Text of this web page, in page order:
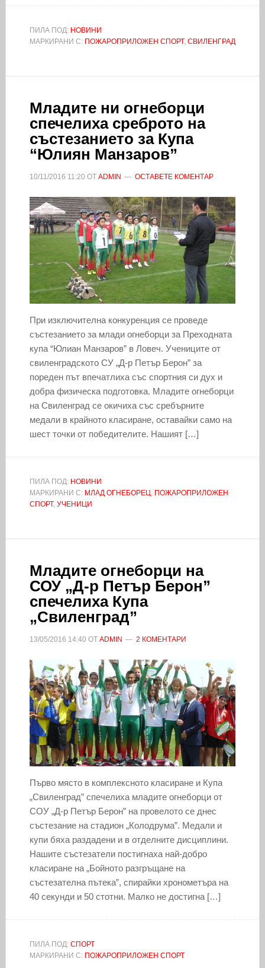
ПИЛА ПОД: НОВИНИ
МАРКИРАНИ С: ПОЖАРОПРИЛОЖЕН СПОРТ, СВИЛЕНГРАД
Младите ни огнеборци
спечелиха среброто на
състезанието за Купа
“Юлиян Манзаров”
10/11/2016 11:20 ОТ ADMIN ОСТАВЕТЕ КОМЕНТАР
При изключителна конкуренция се проведе
състезанието за млади огнеборци за Преходната
купа “Юлиан Манзаров” в Ловеч. Учениците от
свиленградското СУ „Д-р Петър Берон” за
пореден път впечатлиха със спортния си дух и
добра физическа подготовка. Младите огнеборци
на Свиленград се окичиха със сребърните
медали в крайното класиране, оставайки само на
шест точки от победителите. Нашият […]
ПИЛА ПОД: НОВИНИ
МАРКИРАНИ С: МЛАД ОГНЕБОРЕЦ, ПОЖАРОПРИЛОЖЕН
СПОРТ, УЧЕНИЦИ
Младите огнеборци на
СОУ „Д-р Петър Берон”
спечелиха Купа
„Свиленград”
13/05/2016 14:40 ОТ ADMIN 2 КОМЕНТАРИ
Първо място в комплексното класиране и Купа
„Свиленград” спечелиха младите огнеборци от
СОУ „Д-р Петър Берон” на провелото се днес
състезание на стадион „Колодрума”. Медали и
купи бяха раздадени и в отделните дисциплини.
Нашите състезатели постигнаха най-добро
класиране на „Бойното разгръщане на
състезателна пътека”, спирайки хронометъра на
40 секунди и 50 стотни. Малко не достигна […]
ПИЛА ПОД: СПОРТ
МАРКИРАНИ С: ПОЖАРОПРИЛОЖЕН СПОРТ